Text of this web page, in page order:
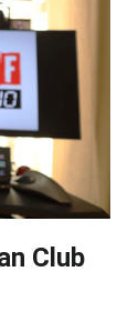
Club